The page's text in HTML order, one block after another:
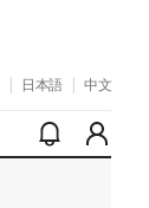
日本語 中文